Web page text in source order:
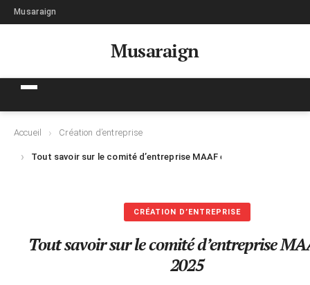
Musaraign
Musaraign
Accueil Création d’entreprise
Tout savoir sur le comité d’entreprise MAAF en 2025
CRÉATION D’ENTREPRISE
Tout savoir sur le comité d’entreprise
2025